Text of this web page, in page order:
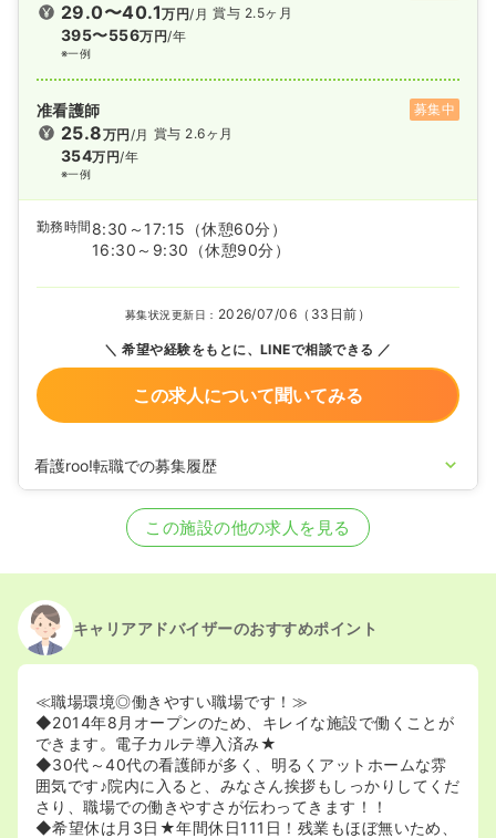
29.0〜40.1万円/月
395〜556万円/年
※一例
賞与 2.5ヶ月
准看護師 募集中
25.8万円/月
354万円/年
※一例
賞与 2.6ヶ月
勤務時間 8:30～17:15
（休憩60分）
16:30～9:30
（休憩90分）
募集状況更新日： 2026/07/06（33日前）
希望や経験をもとに、LINEで相談できる
この求人について聞いてみる
看護roo!転職での募集履歴
正・准看護師の募集を休止
正・准看護師を募集中
この施設の他の求人を見る
キャリアアドバイザーのおすすめポイント
≪職場環境◎働きやすい職場です！≫
◆2014年8月オープンのため、キレイな施設で働くことが
できます。電子カルテ導入済み★
◆30代～40代の看護師が多く、明るくアットホームな雰
囲気です♪院内に入ると、みなさん挨拶もしっかりしてくだ
さり、職場での働きやすさが伝わってきます！！
◆希望休は月3日★年間休日111日！残業もほぼ無いため、